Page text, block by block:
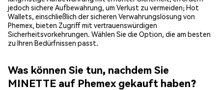
jedoch sichere Aufbewahrung, um Verlust zu vermeiden; Hot
Wallets, einschließlich der sicheren Verwahrungslösung von
Phemex, bieten Zugriff mit vertrauenswürdigen
Sicherheitsvorkehrungen. Wählen Sie die Option, die am besten
zu Ihren Bedürfnissen passt.
Was können Sie tun, nachdem Sie
MINETTE auf Phemex gekauft haben?